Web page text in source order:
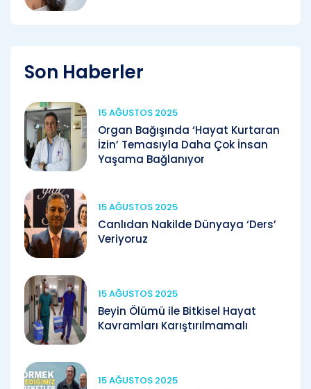
Son Haberler
15 AĞUSTOS 2025
Organ Bağışında ‘Hayat Kurtaran
İzin’ Temasıyla Daha Çok İnsan
Yaşama Bağlanıyor
15 AĞUSTOS 2025
Canlıdan Nakilde Dünyaya ‘Ders’
Veriyoruz
15 AĞUSTOS 2025
Beyin Ölümü ile Bitkisel Hayat
Kavramları Karıştırılmamalı
15 AĞUSTOS 2025